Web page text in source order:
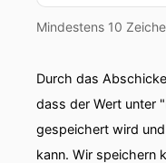
Mindestens 10
Durch das
dass der Wert unter
gespeichert wird
kann. Wir speichern